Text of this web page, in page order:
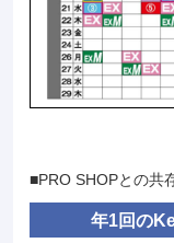
■PRO SHOPとの共
年1回の